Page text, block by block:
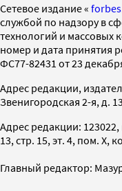
Cетевое издание «
службой по надзору в
технологий и массовых
номер и дата принятия
ФС77-82431 от 23
Адрес редакции,
Звенигородская 2-я, д.
Адрес редакции: 123022,
13, стр. 15, эт. 4, пом. X,
Главный редактор: